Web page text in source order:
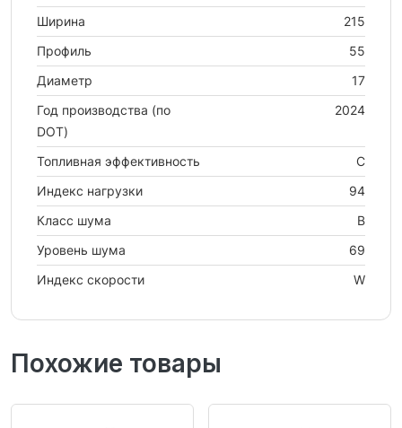
Ширина
215
Профиль
55
Диаметр
17
Год производства (по
DOT)
2024
Топливная эффективность
C
Индекс нагрузки
94
Класс шума
B
Уровень шума
69
Индекс скорости
W
Похожие товары